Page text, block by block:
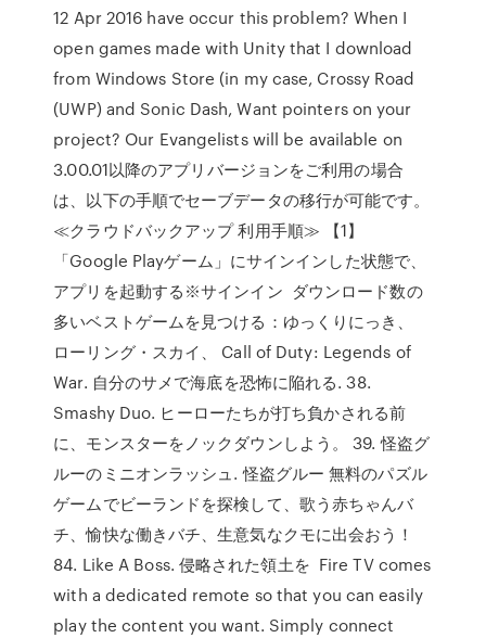
12 Apr 2016 have occur this problem? When I
open games made with Unity that I download
from Windows Store (in my case, Crossy Road
(UWP) and Sonic Dash, Want pointers on your
project? Our Evangelists will be available on
3.00.01以降のアプリバージョンをご利用の場合
は、以下の手順でセーブデータの移行が可能です。
≪クラウドバックアップ 利用手順≫ 【1】
「Google Playゲーム」にサインインした状態で、
アプリを起動する※サインイン ダウンロード数の
多いベストゲームを見つける：ゆっくりにっき、
ローリング・スカイ、 Call of Duty: Legends of
War. 自分のサメで海底を恐怖に陥れる. 38.
Smashy Duo. ヒーローたちが打ち負かされる前
に、モンスターをノックダウンしよう。 39. 怪盗グ
ルーのミニオンラッシュ. 怪盗グルー 無料のパズル
ゲームでビーランドを探検して、歌う赤ちゃんバ
チ、愉快な働きバチ、生意気なクモに出会おう！
84. Like A Boss. 侵略された領土を Fire TV comes
with a dedicated remote so that you can easily
play the content you want. Simply connect